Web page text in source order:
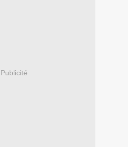
Publicité